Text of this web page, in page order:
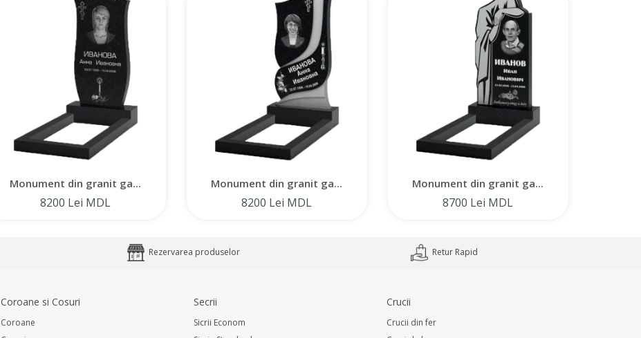
Monument din granit ga...
8200 Lei MDL
Monument din granit ga...
8200 Lei MDL
Monument din granit ga...
8700 Lei MDL
Rezervarea produselor Retur Rapid
Coroane si Cosuri
Coroane
Secrii
Sicrii Econom
Crucii
Crucii din fer